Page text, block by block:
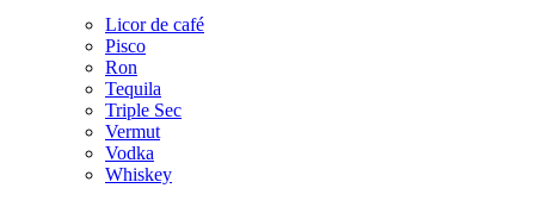
Licor de café
Pisco
Ron
Tequila
Triple Sec
Vermut
Vodka
Whiskey